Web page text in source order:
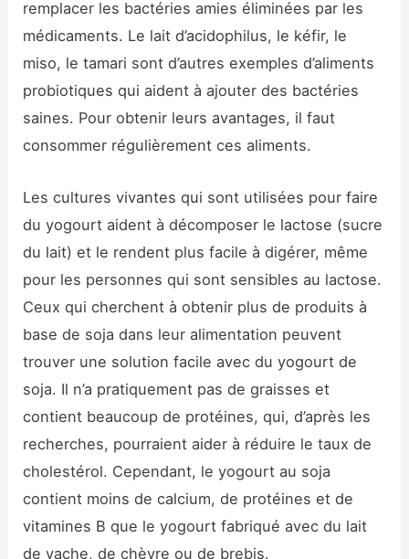
remplacer les bactéries amies éliminées par les
médicaments. Le lait d’acidophilus, le kéfir, le
miso, le tamari sont d’autres exemples d’aliments
probiotiques qui aident à ajouter des bactéries
saines. Pour obtenir leurs avantages, il faut
consommer régulièrement ces aliments.
Les cultures vivantes qui sont utilisées pour faire
du yogourt aident à décomposer le lactose (sucre
du lait) et le rendent plus facile à digérer, même
pour les personnes qui sont sensibles au lactose.
Ceux qui cherchent à obtenir plus de produits à
base de soja dans leur alimentation peuvent
trouver une solution facile avec du yogourt de
soja. Il n’a pratiquement pas de graisses et
contient beaucoup de protéines, qui, d’après les
recherches, pourraient aider à réduire le taux de
cholestérol. Cependant, le yogourt au soja
contient moins de calcium, de protéines et de
vitamines B que le yogourt fabriqué avec du lait
de vache, de chèvre ou de brebis.